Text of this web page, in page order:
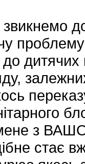
звикнемо
дитячих
мене з
стає